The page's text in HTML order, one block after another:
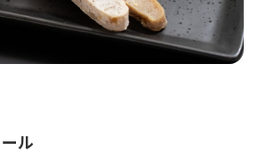
ル